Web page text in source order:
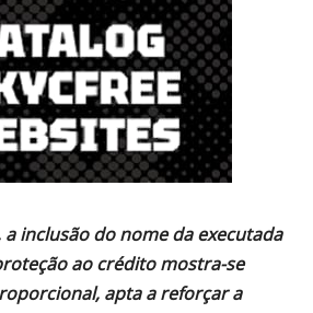
inclusão do nome da executada
ao crédito mostra-se
apta a reforçar a